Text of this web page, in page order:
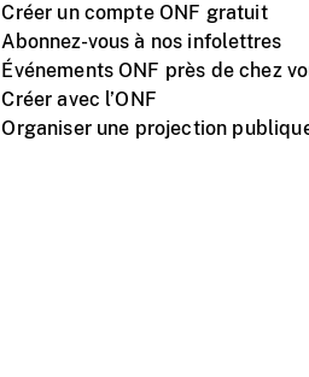
Créer un compte ONF gratuit
Abonnez-vous à nos infolettres
Événements ONF près de chez
Créer avec l’ONF
Organiser une projection